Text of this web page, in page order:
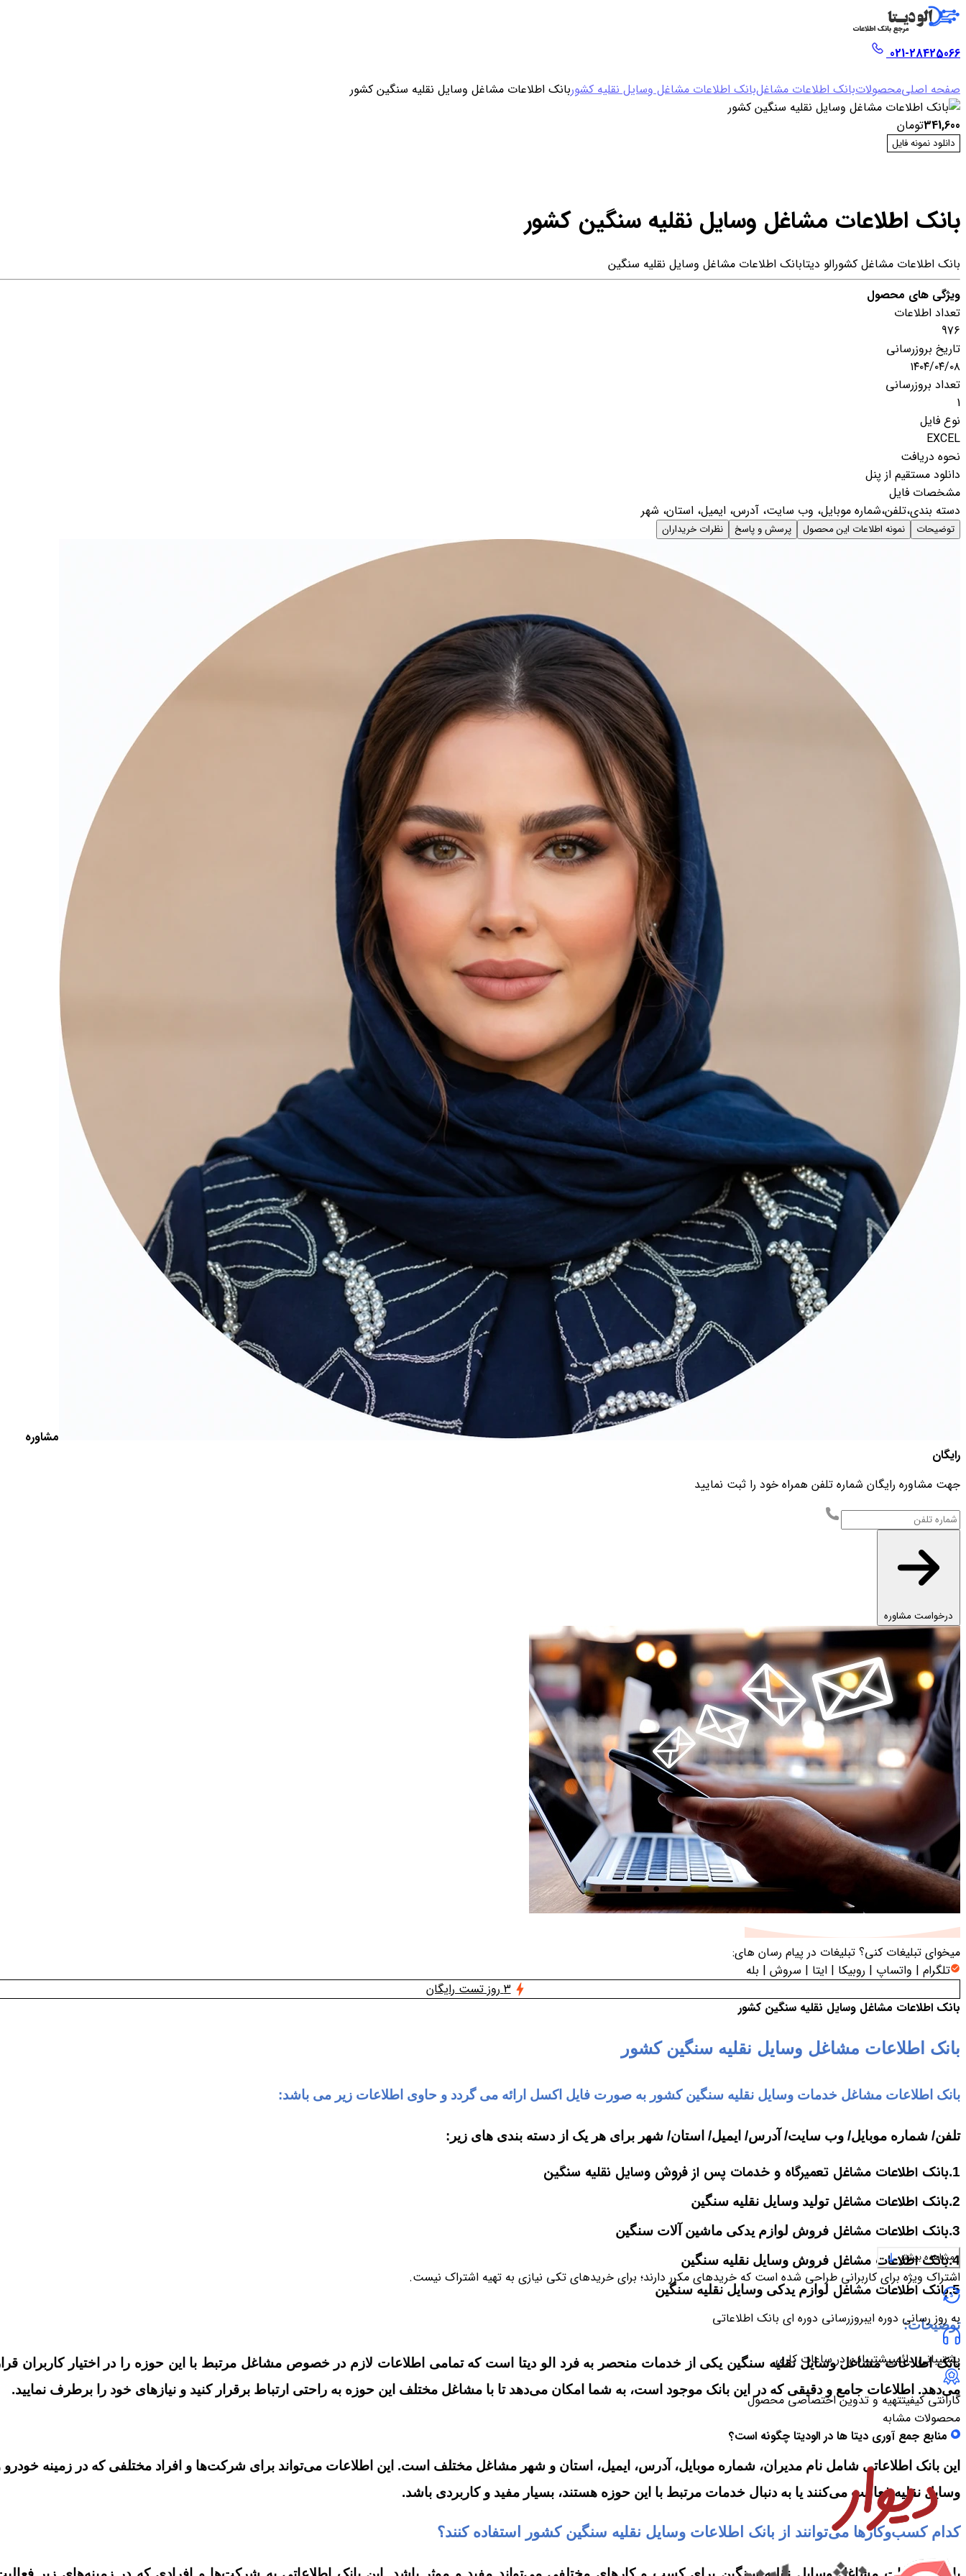
021-28425066
صفحه اصلیمحصولاتبانک اطلاعات مشاغلبانک اطلاعات مشاغل وسایل نقلیه کشوربانک اطلاعات مشاغل وسایل نقلیه سنگین کشور
341,600تومان
دانلود نمونه فایل
بانک اطلاعات مشاغل وسایل نقلیه سنگین کشور
بانک اطلاعات مشاغل کشورالو دیتابانک اطلاعات مشاغل وسایل نقلیه سنگین
ویژگی های محصول
تعداد اطلاعات
976
تاریخ بروزرسانی
۱۴۰۴/۰۴/۰۸
تعداد بروزرسانی
1
نوع فایل
EXCEL
نحوه دریافت
دانلود مستقیم از پنل
مشخصات فایل
دسته بندی،تلفن،شماره موبایل، وب سایت، آدرس، ایمیل، استان، شهر
توضیحات نمونه اطلاعات این محصول پرسش و پاسخ نظرات خریداران
مشاوره
رایگان
جهت مشاوره رایگان شماره تلفن همراه خود را ثبت نمایید
درخواست مشاوره
میخوای تبلیغات کنی؟ تبلیغات در پیام رسان های:
تلگرام | واتساپ | روبیکا | ایتا | سروش | بله
3 روز تست رایگان
بانک اطلاعات مشاغل وسایل نقلیه سنگین کشور
بانک اطلاعات مشاغل وسایل نقلیه سنگین کشور
بانک اطلاعات مشاغل خدمات وسایل نقلیه سنگین کشور به صورت فایل اکسل ارائه می گردد و حاوی اطلاعات زیر می باشد:
تلفن/ شماره موبایل/ وب سایت/ آدرس/ ایمیل/ استان/ شهر برای هر یک از دسته بندی های زیر:
1. بانک اطلاعات مشاغل تعمیرگاه و خدمات پس از فروش وسایل نقلیه سنگین
2. بانک اطلاعات مشاغلتولید وسایل نقلیه سنگین
3. بانک اطلاعات مشاغل فروش لوازم یدکی ماشین آلات سنگین
4. بانک اطلاعات مشاغل فروش وسایل نقلیه سنگین
5. بانک اطلاعات مشاغل لوازم یدکی وسایل نقلیه سنگین
توضیحات:
بانک اطلاعات مشاغل وسایل نقلیه سنگین یکی از خدمات منحصر به فرد الو دیتا است که تمامی اطلاعات لازم در خصوص مشاغل مرتبط با این حوزه را در اختیار کاربران
می‌دهد. اطلاعات جامع و دقیقی که در این بانک موجود است، به شما امکان می‌دهد تا با مشاغل مختلف این حوزه به راحتی ارتباط برقرار کنید و نیازهای خود را برطرف نمایید.
این بانک اطلاعاتی شامل نام مدیران، شماره موبایل، آدرس، ایمیل، استان و شهر مشاغل مختلف است. این اطلاعات می‌تواند برای شرکت‌ها و افراد مختلفی که در زمینه خودرو
وسایل نقلیه فعالیت می‌کنند یا به دنبال خدمات مرتبط با این حوزه هستند، بسیار مفید و کاربردی باشد.
کدام کسب‌وکارها می‌توانند از بانک اطلاعات وسایل نقلیه سنگین کشور استفاده کنند؟
مشاهده بیشتر
اشتراک ویژه برای کاربرانی طراحی شده است که خریدهای مکرر دارند؛ برای خریدهای تکی نیازی به تهیه اشتراک نیست.
به روز رسانی دوره ایبروزرسانی دوره ای بانک اطلاعاتی
پشتیبانی دائمیپشتیبانی در ساعات کاری
گارانتی کیفیتتهیه و تدوین اختصاصی محصول
محصولات مشابه
منابع جمع آوری دیتا ها در الودیتا چگونه است؟